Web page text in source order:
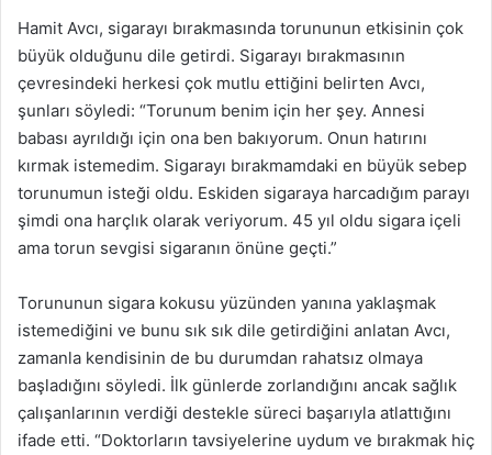
Hamit Avcı, sigarayı bırakmasında torununun etkisinin çok
büyük olduğunu dile getirdi. Sigarayı bırakmasının
çevresindeki herkesi çok mutlu ettiğini belirten Avcı,
şunları söyledi: “Torunum benim için her şey. Annesi
babası ayrıldığı için ona ben bakıyorum. Onun hatırını
kırmak istemedim. Sigarayı bırakmamdaki en büyük sebep
torunumun isteği oldu. Eskiden sigaraya harcadığım parayı
şimdi ona harçlık olarak veriyorum. 45 yıl oldu sigara içeli
ama torun sevgisi sigaranın önüne geçti.”
Torununun sigara kokusu yüzünden yanına yaklaşmak
istemediğini ve bunu sık sık dile getirdiğini anlatan Avcı,
zamanla kendisinin de bu durumdan rahatsız olmaya
başladığını söyledi. İlk günlerde zorlandığını ancak sağlık
çalışanlarının verdiği destekle süreci başarıyla atlattığını
ifade etti. “Doktorların tavsiyelerine uydum ve bırakmak hiç